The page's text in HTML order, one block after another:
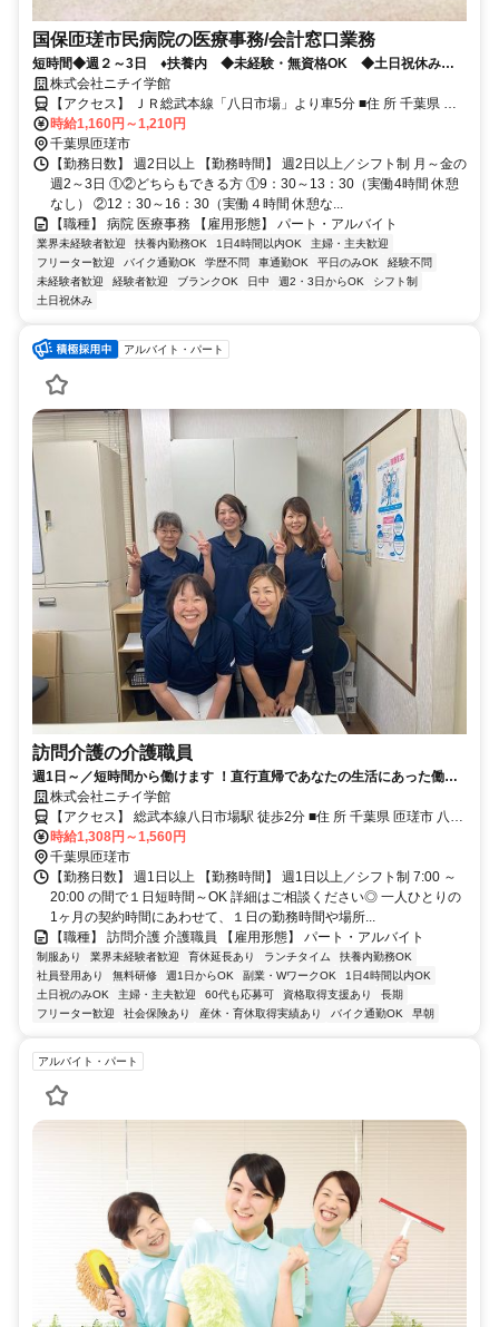
国保匝瑳市民病院の医療事務/会計窓口業務
短時間◆週２～3日 ♦扶養内 ◆未経験・無資格OK ◆土日祝休み
◆車通勤可！ ◆ＷＥＢ面接できます！
株式会社ニチイ学館
【アクセス】 ＪＲ総武本線「八日市場」より車5分 ■住 所 千葉県 匝
瑳市 八日市場イ1304 ■アクセス ＪＲ総武本線「八日市場」より車5
分
時給1,160円～1,210円
千葉県匝瑳市
【勤務日数】 週2日以上 【勤務時間】 週2日以上／シフト制 月～金の
週2～3日 ①②どちらもできる方 ①9：30～13：30（実働4時間 休憩
なし） ②12：30～16：30（実働４時間 休憩な...
【職種】 病院 医療事務 【雇用形態】 パート・アルバイト
業界未経験者歓迎 扶養内勤務OK 1日4時間以内OK
主婦・主夫歓迎
フリーター歓迎
バイク通勤OK 学歴不問 車通勤OK 平日のみOK
経験不問
未経験者歓迎
経験者歓迎 ブランクOK 日中 週2・3日からOK
シフト制
土日祝休み
アルバイト・パート
訪問介護の介護職員
週1日～／短時間から働けます ！直行直帰であなたの生活にあった働き
方が魅力です。未経験の方も大歓迎！先輩社員が丁寧にサポートします
ので安心して働けます。 ご利用者様の在宅の生活 を支える訪問介護員
（ホームヘルパー）のお仕事です。
株式会社ニチイ学館
【アクセス】 総武本線八日市場駅 徒歩2分 ■住 所 千葉県 匝瑳市 八日
市場ｲ63-1和康ﾋﾞﾙ2F ■アクセス 総武本線八日市場駅 徒歩2分
時給1,308円～1,560円
千葉県匝瑳市
【勤務日数】 週1日以上 【勤務時間】 週1日以上／シフト制 7:00 ～
20:00 の間で１日短時間～OK 詳細はご相談ください◎ 一人ひとりの
1ヶ月の契約時間にあわせて、１日の勤務時間や場所...
【職種】 訪問介護 介護職員 【雇用形態】 パート・アルバイト
制服あり 業界未経験者歓迎 育休延長あり ランチタイム
扶養内勤務OK
社員登用あり
無料研修 週1日からOK 副業・WワークOK
1日4時間以内OK
土日祝のみOK
主婦・主夫歓迎 60代も応募可 資格取得支援あり
長期
フリーター歓迎
社会保険あり 産休・育休取得実績あり バイク通勤OK 早朝
アルバイト・パート